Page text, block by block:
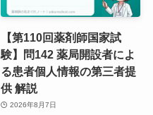
【第110回薬剤師国家試
験】問142 薬局開設者によ
る患者個人情報の第三者提
供 解説
2026年8月7日